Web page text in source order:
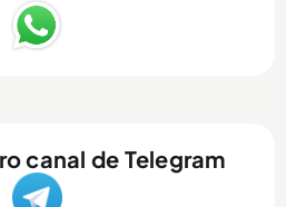
canal de Telegram